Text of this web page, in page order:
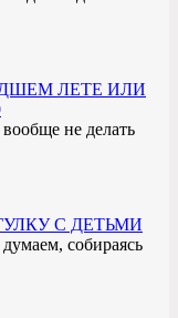
ЛЕТЕ ИЛИ
не делать
С ДЕТЬМИ
собираясь